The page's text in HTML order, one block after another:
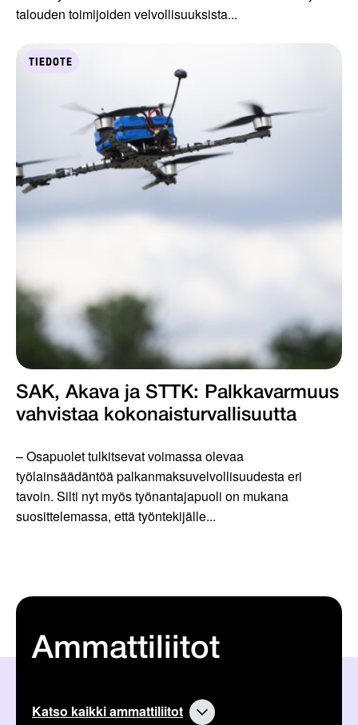
talouden toimijoiden velvollisuuksista...
TIEDOTE
SAK, Akava ja STTK: Palkkavarmuus
vahvistaa kokonais­turvallisuutta
– Osapuolet tulkitsevat voimassa olevaa
työlainsäädäntöä palkanmaksuvelvollisuudesta eri
tavoin. Silti nyt myös työnantajapuoli on mukana
suosittelemassa, että työntekijälle...
Ammattiliitot
Katso kaikki ammattiliitot